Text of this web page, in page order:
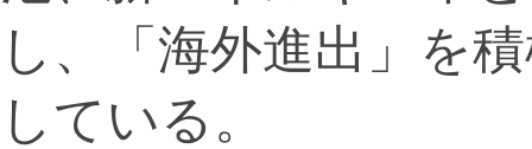
し、「海外進出」を
している。